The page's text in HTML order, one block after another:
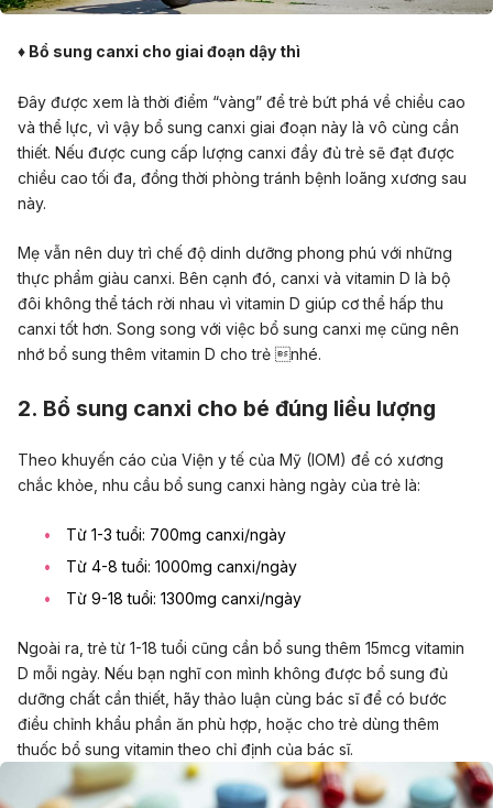
♦ Bổ sung canxi cho giai đoạn dậy thì
Đây được xem là thời điểm “vàng” để trẻ bứt phá về chiều cao
và thể lực, vì vậy bổ sung canxi giai đoạn này là vô cùng cần
thiết. Nếu được cung cấp lượng canxi đầy đủ trẻ sẽ đạt được
chiều cao tối đa, đồng thời phòng tránh bệnh loãng xương sau
này.
Mẹ vẫn nên duy trì chế độ dinh dưỡng phong phú với những
thực phẩm giàu canxi. Bên cạnh đó, canxi và vitamin D là bộ
đôi không thể tách rời nhau vì vitamin D giúp cơ thể hấp thu
canxi tốt hơn. Song song với việc bổ sung canxi mẹ cũng nên
nhớ bổ sung thêm vitamin D cho trẻ nhé.
2. Bổ sung canxi cho bé đúng liều lượng
Theo khuyến cáo của Viện y tế của Mỹ (IOM) để có xương
chắc khỏe, nhu cầu bổ sung canxi hàng ngày của trẻ là:
Từ 1-3 tuổi: 700mg canxi/ngày
Từ 4-8 tuổi: 1000mg canxi/ngày
Từ 9-18 tuổi: 1300mg canxi/ngày
Ngoài ra, trẻ từ 1-18 tuổi cũng cần bổ sung thêm 15mcg vitamin
D mỗi ngày. Nếu bạn nghĩ con mình không được bổ sung đủ
dưỡng chất cần thiết, hãy thảo luận cùng bác sĩ để có bước
điều chỉnh khẩu phần ăn phù hợp, hoặc cho trẻ dùng thêm
thuốc bổ sung vitamin theo chỉ định của bác sĩ.